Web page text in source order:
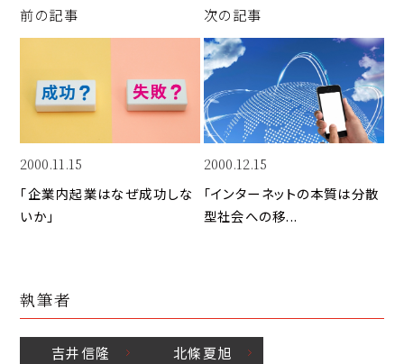
Li
n
k
o
o
k
I
n
前の記事
2000.11.15
「企業内起業はなぜ成功しな
いか」
次の記事
2000.12.15
「インターネットの本質は分散
型社会への移...
執筆者
吉井信隆 北條夏旭